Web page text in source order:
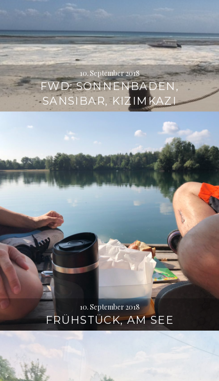
10. September 2018
FWD: SONNENBADEN,
SANSIBAR, KIZIMKAZI
10. September 2018
FRÜHSTÜCK, AM SEE